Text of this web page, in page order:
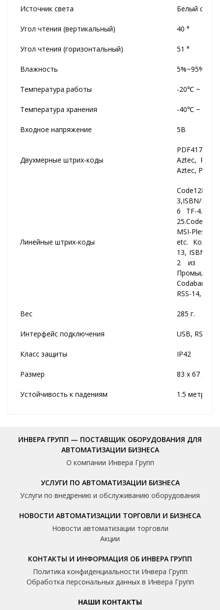
Источник света Белый
Угол чтения (вертикальный) 40 °
Угол чтения (горизонтальный) 51 °
Влажность 5%~95%
Температура работы -20℃ ~
Температура хранения -40℃ ~
Входное напряжение 5В
Двухмерные штрих-коды
PDF417,
Aztec,
Aztec,
Линейные штрих-коды
Code128
3,ISBN/
6 TF-4.
MSI-Plessey
etc.
13, ISBN/
2 из 5,
Codabar,
RSS-14,
Вес 285 г.
Интерфейс подключения USB, RS-
Класс защиты IP42
Размер 83 х 67 х
Устойчивость к падениям 1.5 метра
ИНВЕРА ГРУПП — ПОСТАВЩИК ОБОРУДОВАНИЯ ДЛЯ
АВТОМАТИЗАЦИИ БИЗНЕСА
О компании Инвера Групп
УСЛУГИ ПО АВТОМАТИЗАЦИИ БИЗНЕСА
Услуги по внедрению и обслуживанию оборудования
НОВОСТИ АВТОМАТИЗАЦИИ ТОРГОВЛИ И БИЗНЕСА
Новости автоматизации торговли
Акции
КОНТАКТЫ И ИНФОРМАЦИЯ ОБ ИНВЕРА ГРУПП
Политика конфиденциальности Инвера Групп
Обработка персональных данных в Инвера Групп
НАШИ КОНТАКТЫ